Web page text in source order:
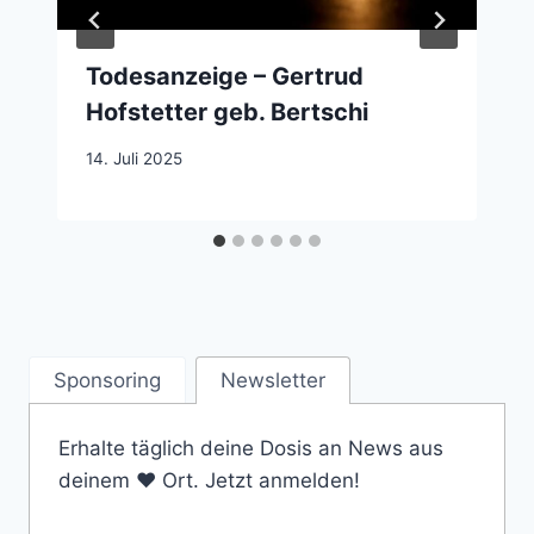
Todesanzeige – Gertrud
Hofstetter geb. Bertschi
14. Juli 2025
Sponsoring Newsletter
Erhalte täglich deine Dosis an News aus
deinem ❤️ Ort. Jetzt anmelden!